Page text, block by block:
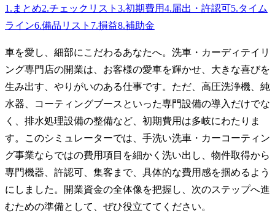
1 . まとめ2.チェックリスト 3.初期費用4.届出・許認可5.タイム
ライン6.備品リスト 7.損益8.補助金
車を愛し、細部にこだわるあなたへ。洗車・カーディテイリ
ング専門店の開業は、お客様の愛車を輝かせ、大きな喜びを
生み出す、やりがいのある仕事です。ただ、高圧洗浄機、純
水器、コーティングブースといった専門設備の導入だけでな
く、排水処理設備の整備など、初期費用は多岐にわたりま
す。このシミュレーターでは、手洗い洗車・カーコーティン
グ事業ならではの費用項目を細かく洗い出し、物件取得から
専門機器、許認可、集客まで、具体的な費用感を掴めるよう
にしました。開業資金の全体像を把握し、次のステップへ進
むための準備として、ぜひ役立ててください。